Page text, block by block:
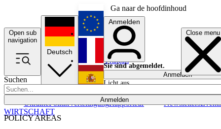
Ga naar de hoofdinhoud
Open sub
navigation
Close menu
Suchen
Anmelden
POLICY AREAS
UkrainePolitikVerteidigungRapporteur NewslettersEvents
Deutsch
English
Français
Anmelden
Sie sind abgemeldet.
Anmelden
Licht aus
WIRTSCHAFT